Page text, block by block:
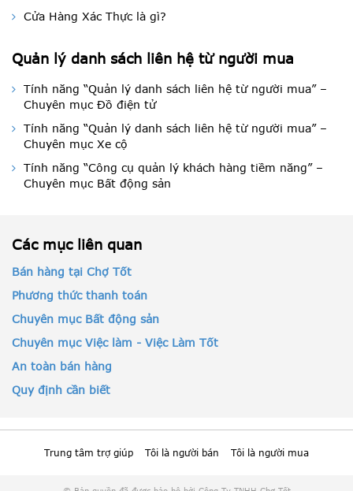
Cửa Hàng Xác Thực là gì?
Quản lý danh sách liên hệ từ người mua
Tính năng “Quản lý danh sách liên hệ từ người mua” –
Chuyên mục Đồ điện tử
Tính năng “Quản lý danh sách liên hệ từ người mua” –
Chuyên mục Xe cộ
Tính năng “Công cụ quản lý khách hàng tiềm năng” –
Chuyên mục Bất động sản
Các mục liên quan
Bán hàng tại Chợ Tốt
Phương thức thanh toán
Chuyên mục Bất động sản
Chuyên mục Việc làm - Việc Làm Tốt
An toàn bán hàng
Quy định cần biết
Trung tâm trợ giúp Tôi là người bán Tôi là người mua